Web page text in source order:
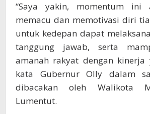
“Saya yakin, momentum ini
memacu dan memotivasi diri
untuk kedepan dapat
tanggung jawab, serta
amanah rakyat dengan kinerja
kata Gubernur Olly dalam
dibacakan oleh Walikota
Lumentut.